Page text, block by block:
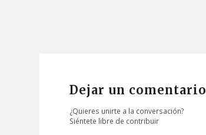
Dejar un comentario
¿Quieres unirte a la conversación?
Siéntete libre de contribuir